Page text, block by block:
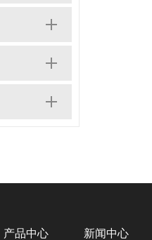
产品中心 新闻中心